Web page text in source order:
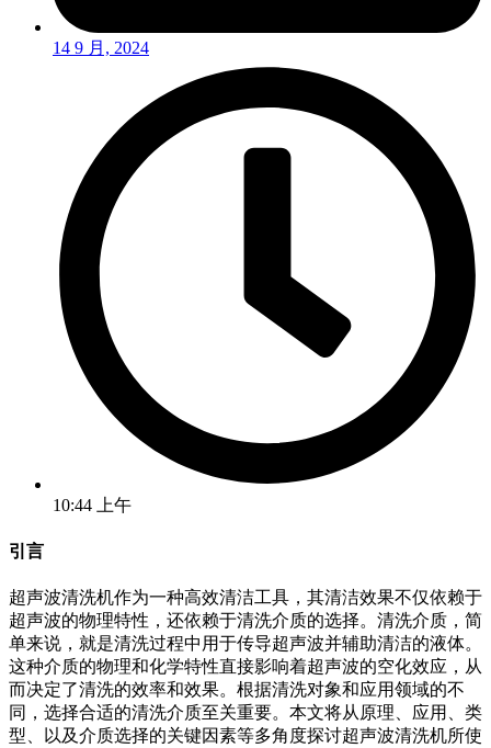
14 9 月, 2024
10:44 上午
引言
超声波清洗机作为一种高效清洁工具，其清洁效果不仅依赖于
超声波的物理特性，还依赖于清洗介质的选择。清洗介质，简
单来说，就是清洗过程中用于传导超声波并辅助清洁的液体。
这种介质的物理和化学特性直接影响着超声波的空化效应，从
而决定了清洗的效率和效果。根据清洗对象和应用领域的不
同，选择合适的清洗介质至关重要。本文将从原理、应用、类
型、以及介质选择的关键因素等多角度探讨超声波清洗机所使